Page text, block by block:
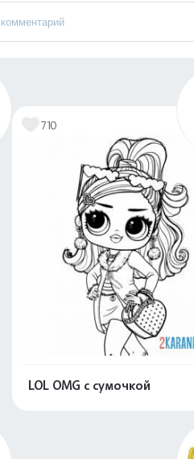
710
LOL OMG с сумочкой